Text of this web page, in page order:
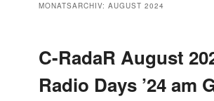
MONATSARCHIV: AUGUST 2024
C-RadaR August
Radio Days ’24 am